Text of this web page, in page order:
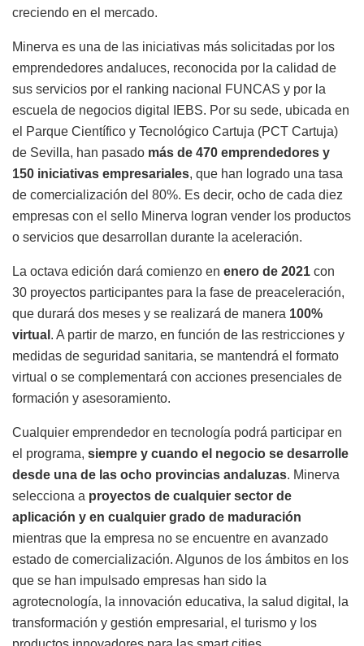
creciendo en el mercado.
Minerva es una de las iniciativas más solicitadas por los
emprendedores andaluces, reconocida por la calidad de
sus servicios por el ranking nacional FUNCAS y por la
escuela de negocios digital IEBS. Por su sede, ubicada en
el Parque Científico y Tecnológico Cartuja (PCT Cartuja)
de Sevilla, han pasado más de 470 emprendedores y
150 iniciativas empresariales, que han logrado una tasa
de comercialización del 80%. Es decir, ocho de cada diez
empresas con el sello Minerva logran vender los productos
o servicios que desarrollan durante la aceleración.
La octava edición dará comienzo en enero de 2021 con
30 proyectos participantes para la fase de preaceleración,
que durará dos meses y se realizará de manera 100%
virtual . A partir de marzo, en función de las restricciones y
medidas de seguridad sanitaria, se mantendrá el formato
virtual o se complementará con acciones presenciales de
formación y asesoramiento.
Cualquier emprendedor en tecnología podrá participar en
el programa, siempre y cuando el negocio se desarrolle
desde una de las ocho provincias andaluzas. Minerva
selecciona a proyectos de cualquier sector de
aplicación y en cualquier grado de maduración
mientras que la empresa no se encuentre en avanzado
estado de comercialización. Algunos de los ámbitos en los
que se han impulsado empresas han sido la
agrotecnología, la innovación educativa, la salud digital, la
transformación y gestión empresarial, el turismo y los